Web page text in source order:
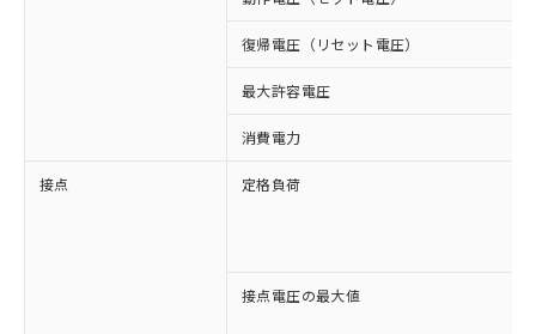
復帰電圧（リセット電圧）
最大許容電圧
消費電力
接点 定格負荷
接点電圧の最大値